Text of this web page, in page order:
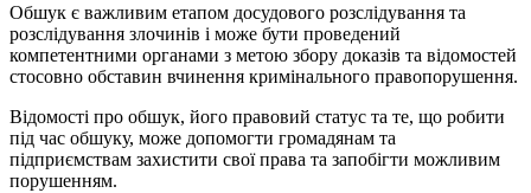
Обшук є важливим етапом досудового розслідування та
розслідування злочинів і може бути проведений
компетентними органами з метою збору доказів та відомостей
стосовно обставин вчинення кримінального правопорушення.
Відомості про обшук, його правовий статус та те, що робити
під час обшуку, може допомогти громадянам та
підприємствам захистити свої права та запобігти можливим
порушенням.